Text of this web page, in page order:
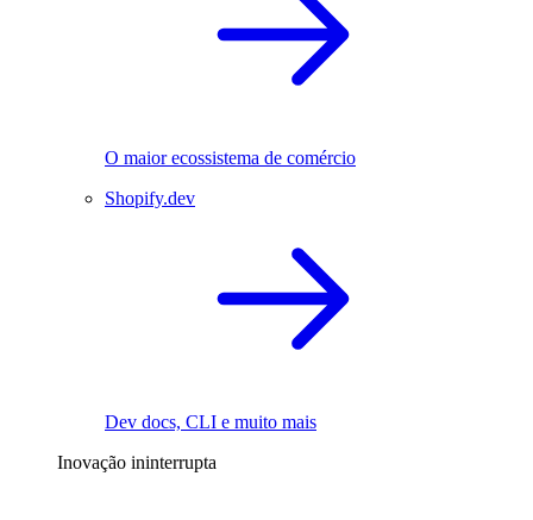
O maior ecossistema de comércio
Shopify.dev
Dev docs, CLI e muito mais
Inovação ininterrupta